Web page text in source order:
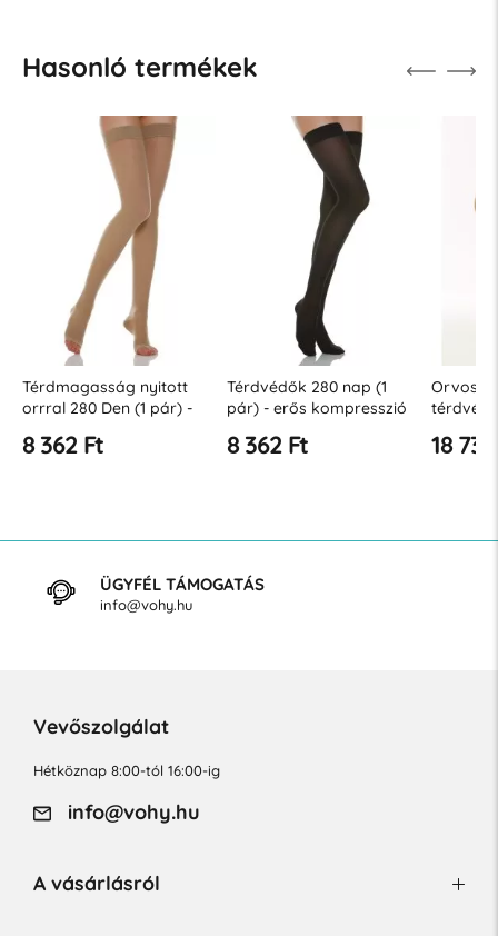
Hasonló termékek
Térdmagasság nyitott
orrral 280 Den (1 pár) -
22-27 Hgmm
8 362 Ft
Térdvédők 280 nap (1
pár) - erős kompresszió
8 362 Ft
Orvosi
32
18
ÜGYFÉL TÁMOGATÁS
info@vohy.hu
Vevőszolgálat
Hétköznap 8:00-tól 16:00-ig
info@vohy.hu
A vásárlásról